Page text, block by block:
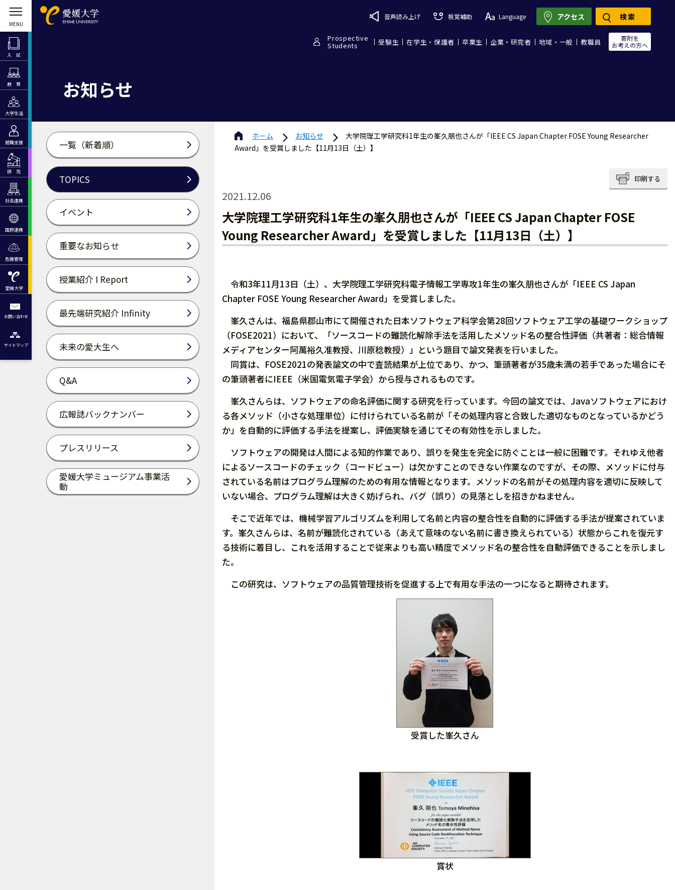
入 試
教 育
大学生活
就職支援
研 究
社会連携
国際連携
危機管理
愛媛大学
お問い合わせ
サイトマップ
音声読み上げ 視覚補助 Language
Prospective
Students 受験生 在学生・保護者 卒業生 企業・研究者 地域・一般 教職員
寄附を
お考えの方へ
アクセス 検索
お知らせ
一覧（新着順）
TOPICS
イベント
重要なお知らせ
授業紹介 I Report
最先端研究紹介 Infinity
未来の愛大生へ
Q&A
広報誌バックナンバー
プレスリリース
愛媛大学ミュージアム事業活
動
ホーム お知らせ
大学院理工学研究科1年生の峯久朋也さんが「IEEE CS Japan Chapter FOSE Young Researcher
Award」を受賞しました【11月13日（土）】
印刷する
2021.12.06
大学院理工学研究科1年生の峯久朋也さんが「IEEE CS Japan Chapter FOSE
Young Researcher Award」を受賞しました【11月13日（土）】
令和3年11月13日（土）、大学院理工学研究科電子情報工学専攻1年生の峯久朋也さんが「IEEE CS Japan
Chapter FOSE Young Researcher Award」を受賞しました。
峯久さんは、福島県郡山市にて開催された日本ソフトウェア科学会第28回ソフトウェア工学の基礎ワークショップ
（FOSE2021）において、「ソースコードの難読化解除手法を活用したメソッド名の整合性評価（共著者：総合情報
メディアセンター阿萬裕久准教授、川原稔教授）」という題目で論文発表を行いました。
同賞は、FOSE2021の発表論文の中で査読結果が上位であり、かつ、筆頭著者が35歳未満の若手であった場合にそ
の筆頭著者にIEEE（米国電気電子学会）から授与されるものです。
峯久さんらは、ソフトウェアの命名評価に関する研究を行っています。今回の論文では、Javaソフトウェアにおけ
る各メソッド（小さな処理単位）に付けられている名前が「その処理内容と合致した適切なものとなっているかどう
か」を自動的に評価する手法を提案し、評価実験を通じてその有効性を示しました。
ソフトウェアの開発は人間による知的作業であり、誤りを発生を完全に防ぐことは一般に困難です。それゆえ他者
によるソースコードのチェック（コードビュー）は欠かすことのできない作業なのですが、その際、メソッドに付与
されている名前はプログラム理解のための有用な情報となります。メソッドの名前がその処理内容を適切に反映して
いない場合、プログラム理解は大きく妨げられ、バグ（誤り）の見落としを招きかねません。
そこで近年では、機械学習アルゴリズムを利用して名前と内容の整合性を自動的に評価する手法が提案されていま
す。峯久さんらは、名前が難読化されている（あえて意味のない名前に書き換えられている）状態からこれを復元す
る技術に着目し、これを活用することで従来よりも高い精度でメソッド名の整合性を自動評価できることを示しまし
た。
この研究は、ソフトウェアの品質管理技術を促進する上で有用な手法の一つになると期待されます。
受賞した峯久さん
賞状